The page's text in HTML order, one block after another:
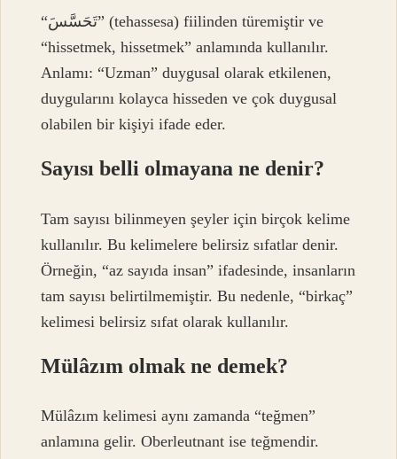
“تَحَسَّسَ” (tehassesa) fiilinden türemiştir ve
“hissetmek, hissetmek” anlamında kullanılır.
Anlamı: “Uzman” duygusal olarak etkilenen,
duygularını kolayca hisseden ve çok duygusal
olabilen bir kişiyi ifade eder.
Sayısı belli olmayana ne denir?
Tam sayısı bilinmeyen şeyler için birçok kelime
kullanılır. Bu kelimelere belirsiz sıfatlar denir.
Örneğin, “az sayıda insan” ifadesinde, insanların
tam sayısı belirtilmemiştir. Bu nedenle, “birkaç”
kelimesi belirsiz sıfat olarak kullanılır.
Mülâzım olmak ne demek?
Mülâzım kelimesi aynı zamanda “teğmen”
anlamına gelir. Oberleutnant ise teğmendir.